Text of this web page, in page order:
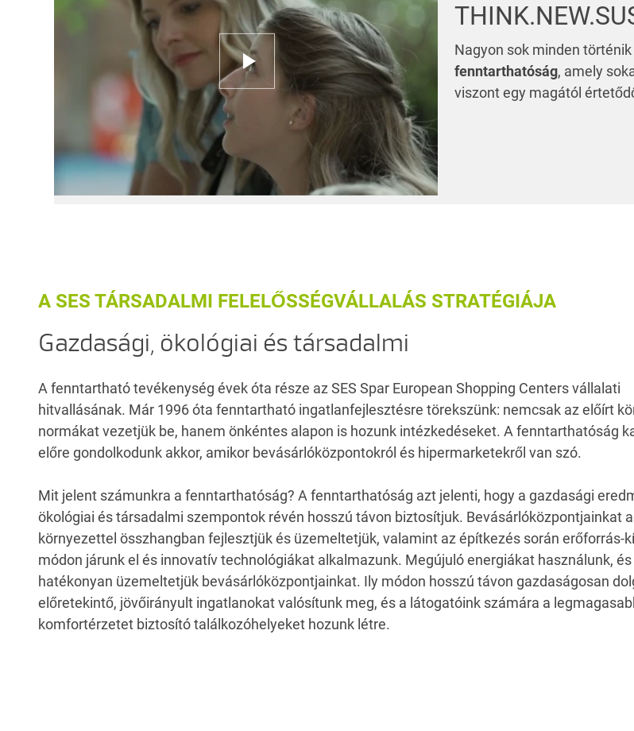
Nagyon sok minden
fenntarthatóság, amely
viszont egy magától
A SES TÁRSADALMI FELELŐSSÉGVÁLLALÁS STRATÉGIÁJA
Gazdasági, ökológiai és társadalmi
A fenntartható tevékenység évek óta része az SES Spar European Shopping Centers vállalati
hitvallásának. Már 1996 óta fenntartható ingatlanfejlesztésre törekszünk: nemcsak az előírt
normákat vezetjük be, hanem önkéntes alapon is hozunk intézkedéseket. A fenntarthatóság
előre gondolkodunk akkor, amikor bevásárlóközpontokról és hipermarketekről van szó.
Mit jelent számunkra a fenntarthatóság? A fenntarthatóság azt jelenti, hogy a gazdasági
ökológiai és társadalmi szempontok révén hosszú távon biztosítjuk. Bevásárlóközpontjainkat a
környezettel összhangban fejlesztjük és üzemeltetjük, valamint az építkezés során erőforrás-
módon járunk el és innovatív technológiákat alkalmazunk. Megújuló energiákat használunk,
hatékonyan üzemeltetjük bevásárlóközpontjainkat. Ily módon hosszú távon gazdaságosan
előretekintő, jövőirányult ingatlanokat valósítunk meg, és a látogatóink számára a
komfortérzetet biztosító találkozóhelyeket hozunk létre.